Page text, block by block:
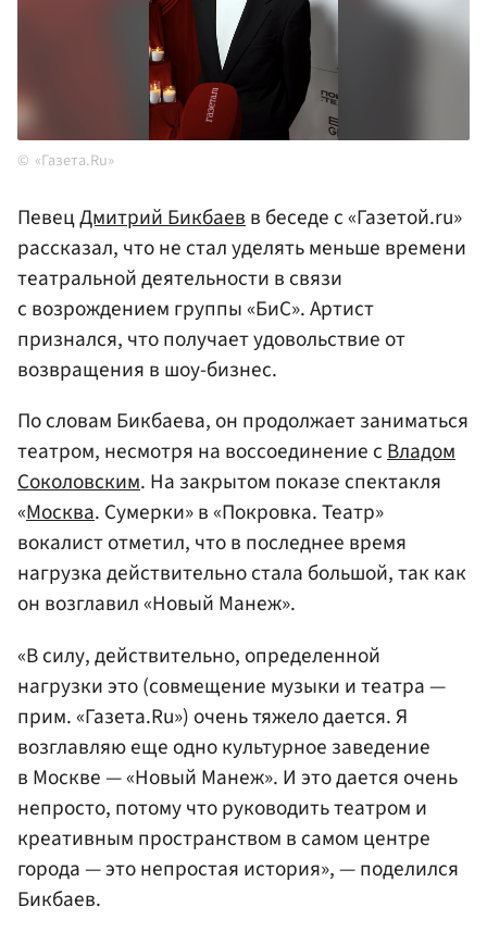
«Газета.Ru»
ПевецДмитрий Бикбаевв беседе с «Газетой.ru»
рассказал, что не стал уделять меньше времени
театральной деятельности в связи
с возрождением группы «БиС». Артист
признался, что получает удовольствие от
возвращения в шоу-бизнес.
По словам Бикбаева, он продолжает заниматься
театром, несмотря на воссоединение сВладом
Соколовским. На закрытом показе спектакля
«Москва. Сумерки» в «Покровка. Театр»
вокалист отметил, что в последнее время
нагрузка действительно стала большой, так как
он возглавил «Новый Манеж».
«В силу, действительно, определенной
нагрузки это (совмещение музыки и театра —
прим. «Газета.Ru») очень тяжело дается. Я
возглавляю еще одно культурное заведение
в Москве — «Новый Манеж». И это дается очень
непросто, потому что руководить театром и
креативным пространством в самом центре
города — это непростая история», — поделился
Бикбаев.